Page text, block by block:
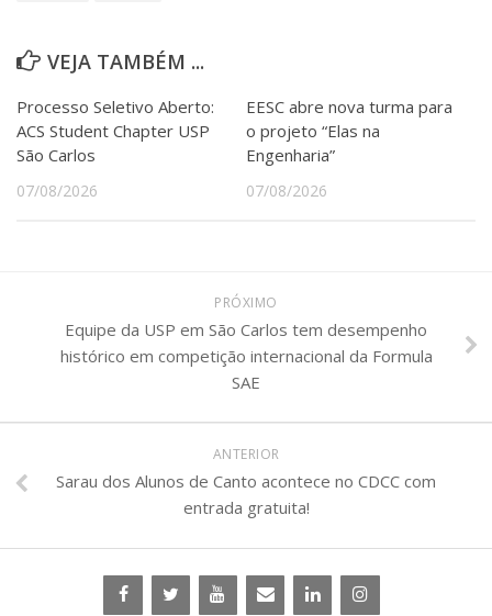
VEJA TAMBÉM ...
Processo Seletivo Aberto:
ACS Student Chapter USP
São Carlos
07/08/2026
EESC abre nova turma para
o projeto “Elas na
Engenharia”
07/08/2026
PRÓXIMO
Equipe da USP em São Carlos tem desempenho
histórico em competição internacional da Formula
SAE
ANTERIOR
Sarau dos Alunos de Canto acontece no CDCC com
entrada gratuita!